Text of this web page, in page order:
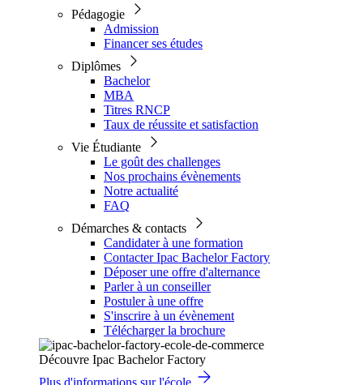
Pédagogie
Admission
Financer ses études
Diplômes
Bachelor
MBA
Titres RNCP
Taux de réussite et satisfaction
Vie Étudiante
Le goût des challenges
Nos prochains évènements
Notre actualité
FAQ
Démarches & contacts
Candidater à une formation
Contacter Ipac Bachelor Factory
Déposer une offre d'alternance
Parler à un conseiller
Postuler à une offre
S'inscrire à un évènement
Télécharger la brochure
Découvre Ipac Bachelor Factory
Plus d'informations sur l'école